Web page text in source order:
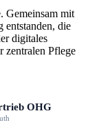
Gemeinsam mit
entstanden, die
digitales
zentralen Pflege
OHG